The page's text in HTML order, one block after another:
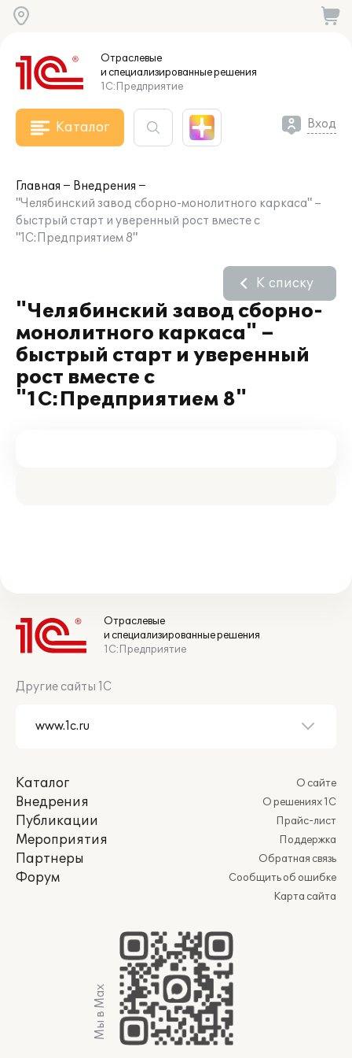
Отраслевые
и специализированныерешения
1С:Предприятие
Каталог Вход
Главная
Внедрения
"Челябинский завод сборно-монолитного каркаса" –
быстрый старт и уверенный рост вместе с
"1С:Предприятием 8"
"Челябинский завод сборно-
монолитного каркаса" –
быстрый старт и уверенный
рост вместе с
"1С:Предприятием 8"
К списку
Отраслевые
и специализированные решения
1С:Предприятие
Другие сайты 1С
Каталог
Внедрения
Публикации
Мероприятия
Партнеры
Форум
О сайте
О решениях 1С
Прайс-лист
Поддержка
Обратная связь
Сообщить об ошибке
Карта сайта
Мы в Max